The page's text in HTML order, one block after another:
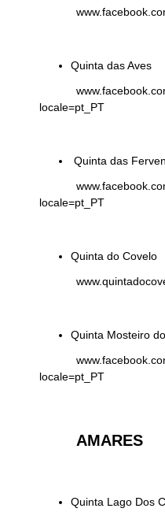
Quinta das Aves
locale=pt_PT
Quinta das
locale=pt_PT
Quinta do Covelo
Quinta Mosteiro
locale=pt_PT
AMARES
Quinta Lago Dos